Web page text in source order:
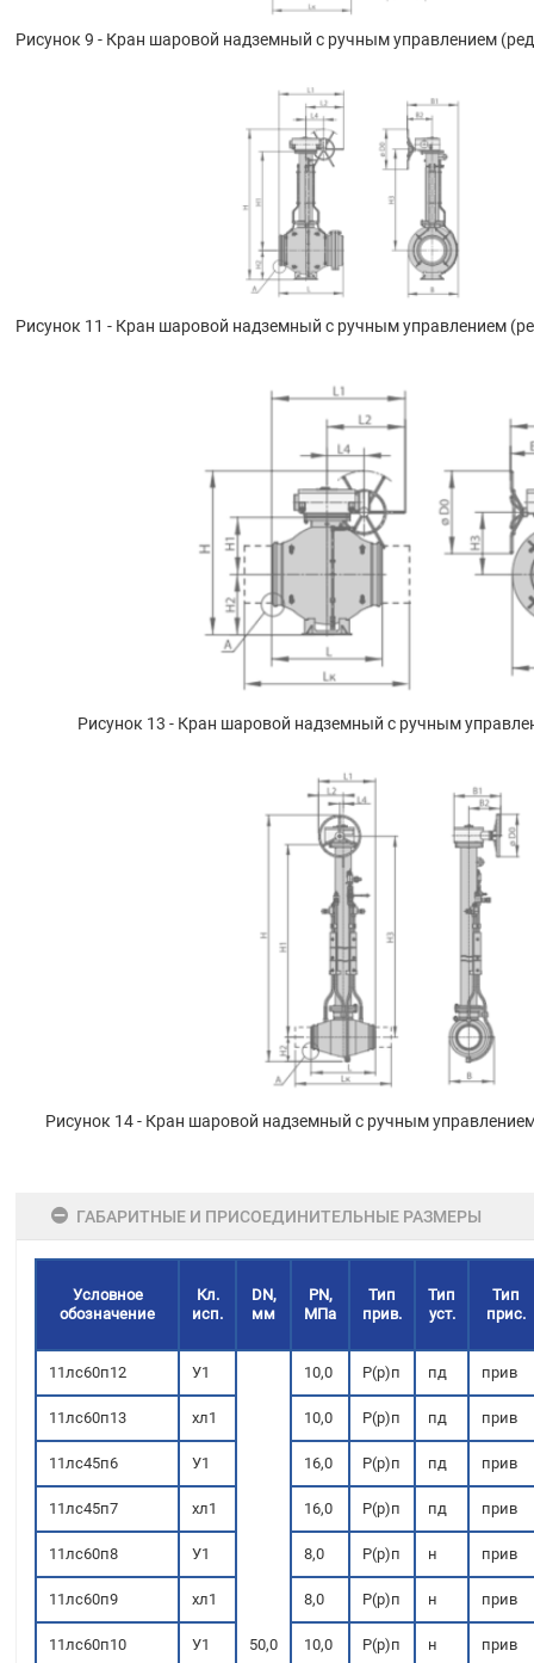
Рисунок 9 - Кран шаровой надземный с ручным управлением
Рисунок 11 - Кран шаровой надземный с ручным управлением
Рисунок 13 - Кран шаровой надземный с ручным
Рисунок 14 - Кран шаровой надземный с ручным
ГАБАРИТНЫЕ И ПРИСОЕДИНИТЕЛЬНЫЕ РАЗМЕРЫ
Условное
обозначение
Кл.
исп.
DN,
мм
PN,
МПа
Тип
прив.
Тип
уст.
Тип
прис.
11лс60п12 У1
50,0
10,0 Р(р)п пд прив
11лс60п13 хл1 10,0 Р(р)п пд прив
11лс45п6 У1 16,0 Р(р)п пд прив
11лс45п7 хл1 16,0 Р(р)п пд прив
11лс60п8 У1 8,0 Р(р)п н прив
11лс60п9 хл1 8,0 Р(р)п н прив
11лс60п10 У1 10,0 Р(р)п н прив